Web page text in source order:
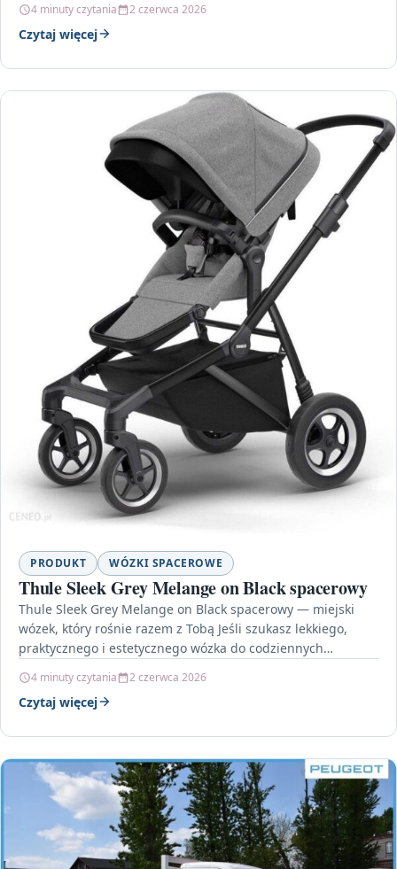
4 minuty czytania 2 czerwca 2026
Czytaj więcej
PRODUKT WÓZKI SPACEROWE
Thule Sleek Grey Melange on Black spacerowy
Thule Sleek Grey Melange on Black spacerowy — miejski
wózek, który rośnie razem z Tobą Jeśli szukasz lekkiego,
praktycznego i estetycznego wózka do codziennych…
4 minuty czytania 2 czerwca 2026
Czytaj więcej